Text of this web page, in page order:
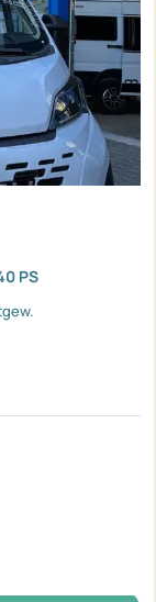
PS